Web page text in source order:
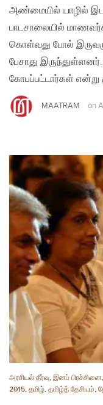
அண்மையில் யாழில்
பாடசாலையில்
கொள்வது போல்
பேசாது
கோபப்பட்டார்கள் என்று
MAATRAM on
அரசியல் தீர்வு, இனப் பிரச்சினை,
2015, தமிழ், தமிழ்த் தேசியம்,